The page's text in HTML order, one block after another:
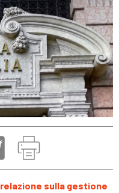
relazione sulla gestione